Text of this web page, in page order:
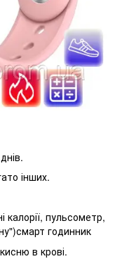
інших.
калорії, пульсометр,
годинник
в крові.